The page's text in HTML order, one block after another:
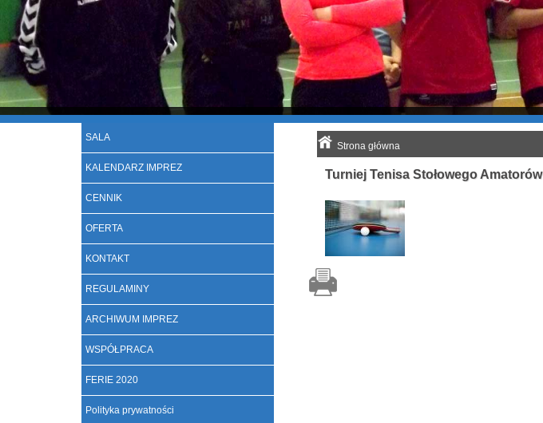
SALA
KALENDARZ IMPREZ
CENNIK
OFERTA
KONTAKT
REGULAMINY
ARCHIWUM IMPREZ
WSPÓŁPRACA
FERIE 2020
Polityka prywatności
Strona główna
Turniej Tenisa Stołowego Amatorów